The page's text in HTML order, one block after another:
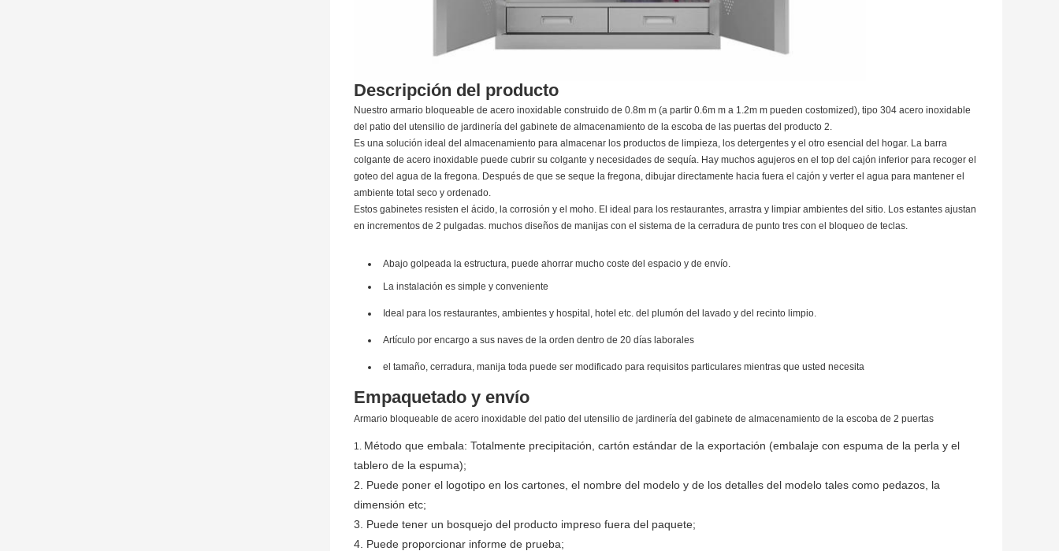
Descripción del producto
Nuestro armario bloqueable de acero inoxidable construido de 0.8m m (a partir 0.6m m a 1.2m m pueden costomized), tipo 304 acero inoxidable
del patio del utensilio de jardinería del gabinete de almacenamiento de la escoba de las puertas del producto 2.
Es una solución ideal del almacenamiento para almacenar los productos de limpieza, los detergentes y el otro esencial del hogar. La barra
colgante de acero inoxidable puede cubrir su colgante y necesidades de sequía. Hay muchos agujeros en el top del cajón inferior para recoger el
goteo del agua de la fregona. Después de que se seque la fregona, dibujar directamente hacia fuera el cajón y verter el agua para mantener el
ambiente total seco y ordenado.
Estos gabinetes resisten el ácido, la corrosión y el moho. El ideal para los restaurantes, arrastra y limpiar ambientes del sitio. Los estantes ajustan
en incrementos de 2 pulgadas. muchos diseños de manijas con el sistema de la cerradura de punto tres con el bloqueo de teclas.
Abajo golpeada la estructura, puede ahorrar mucho coste del espacio y de envío.
La instalación es simple y conveniente
Ideal para los restaurantes, ambientes y hospital, hotel etc. del plumón del lavado y del recinto limpio.
Artículo por encargo a sus naves de la orden dentro de 20 días laborales
el tamaño, cerradura, manija toda puede ser modificado para requisitos particulares mientras que usted necesita
Empaquetado y envío
Armario bloqueable de acero inoxidable del patio del utensilio de jardinería del gabinete de almacenamiento de la escoba de 2 puertas
1. Método que embala: Totalmente precipitación, cartón estándar de la exportación (embalaje con espuma de la perla y el
tablero de la espuma);
2. Puede poner el logotipo en los cartones, el nombre del modelo y de los detalles del modelo tales como pedazos, la
dimensión etc;
3. Puede tener un bosquejo del producto impreso fuera del paquete;
4. Puede proporcionar informe de prueba;